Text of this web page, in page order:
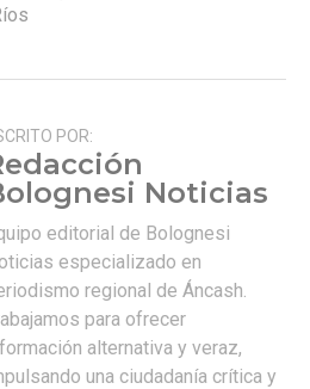
POR:
Noticias
editorial de Bolognesi
especializado en
regional de Áncash.
para ofrecer
alternativa y veraz,
una ciudadanía crítica y